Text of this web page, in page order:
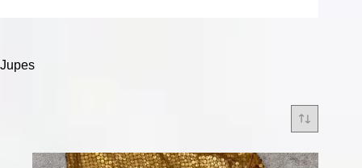
Jupes